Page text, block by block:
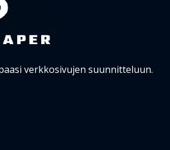
verkkosivujen suunnitteluun.